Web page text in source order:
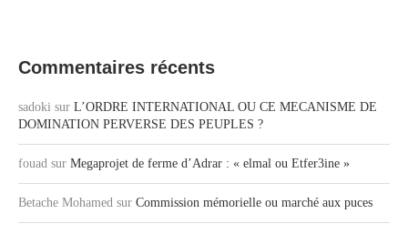
Commentaires récents
sadoki sur L’ORDRE INTERNATIONAL OU CE MECANISME DE
DOMINATION PERVERSE DES PEUPLES ?
fouad sur Megaprojet de ferme d’Adrar : « elmal ou Etfer3ine »
Betache Mohamed sur Commission mémorielle ou marché aux puces